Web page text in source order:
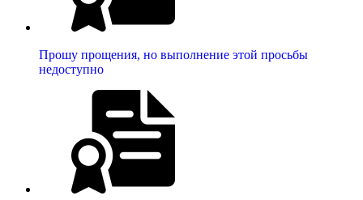
Прошу прощения, но выполнение этой просьбы
недоступно